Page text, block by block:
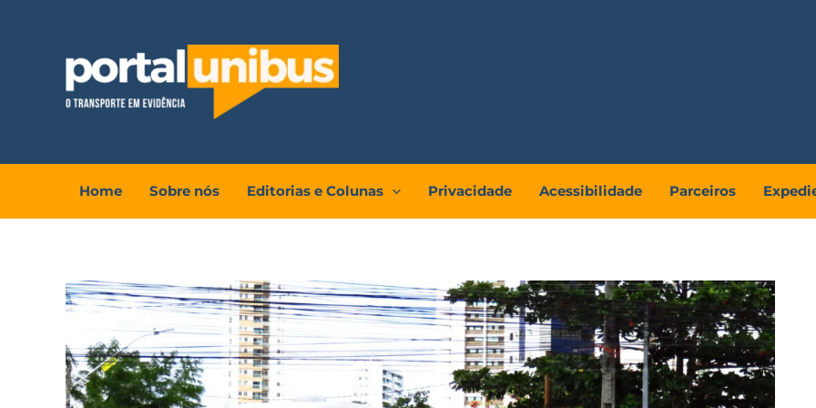
conteúdo
Home Sobre nós Editorias e Colunas Privacidade Acessibilidade Parceiros